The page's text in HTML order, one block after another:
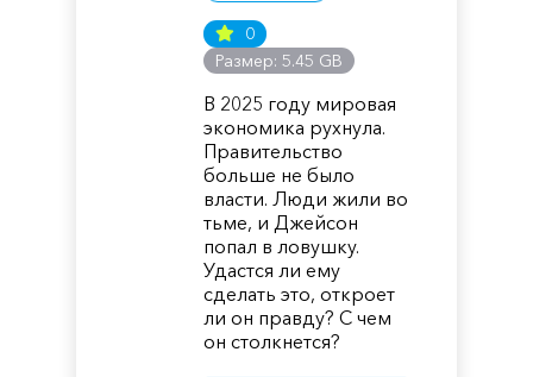
0
Размер: 5.45 GB
В 2025 году мировая
экономика рухнула.
Правительство
больше не было
власти. Люди жили во
тьме, и Джейсон
попал в ловушку.
Удастся ли ему
сделать это, откроет
ли он правду? С чем
он столкнется?